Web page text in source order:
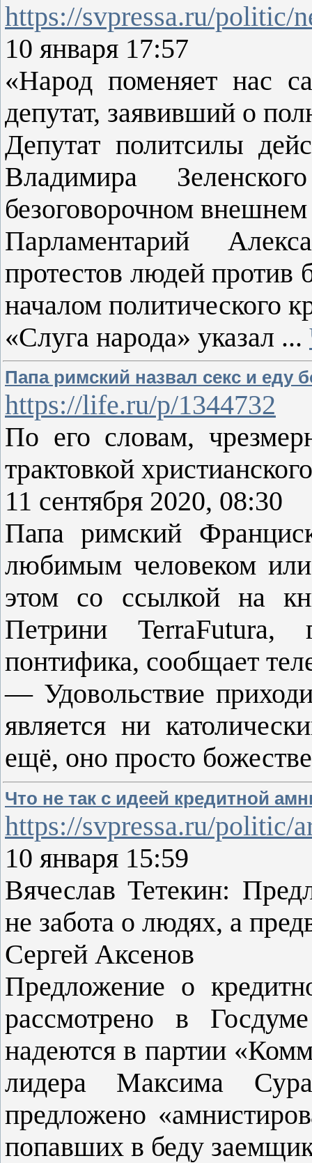
https://svpressa.ru/politic/
10 января 17:57
«Народ поменяет нас
депутат, заявивший о
Депутат политсилы
Владимира
безоговорочном
Парламентарий
протестов людей против
началом политического
«Слуга народа» указал ...
Папа римский назвал секс и еду
https://life.ru/p/1344732
По его словам,
трактовкой
11 сентября 2020, 08:30
Папа римский
любимым человеком
этом со ссылкой на
Петрини TerraFutura,
понтифика, сообщает
— Удовольствие
является ни
ещё, оно просто
Что не так с идеей кредитной
https://svpressa.ru/politic/
10 января 15:59
Вячеслав Тетекин:
не забота о людях, а
Сергей Аксенов
Предложение о
рассмотрено в
надеются в партии
лидера Максима
предложено
попавших в беду